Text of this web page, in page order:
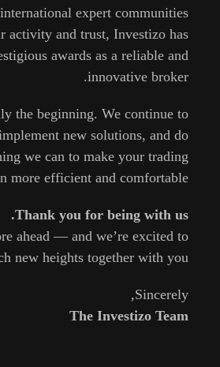
international expert communities.
activity and trust, Investizo has
awards as a reliable and
innovative broker.
the beginning. We continue to
new solutions, and do
we can to make your trading
more efficient and comfortable.
Thank you for being with us.
ahead — and we’re excited to
new heights together with you.
Sincerely,
The Investizo Team